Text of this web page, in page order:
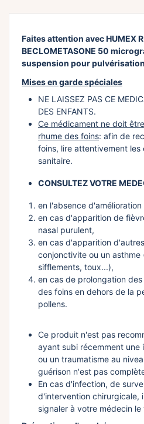
Faites attention avec HUMEX
BECLOMETASONE 50
suspension pour
Mises en garde spéciales
NE LAISSEZ PAS CE
DES ENFANTS.
Ce médicament ne doit
rhume des foins: afin de
foins, lire attentivement les
sanitaire.
CONSULTEZ VOTRE
en l'absence
en cas d'apparition de
nasal purulent,
en cas d'apparition
conjonctivite ou un asthme
sifflements, toux...),
en cas de prolongation
des foins en dehors de la
pollens.
Ce produit n'est pas
ayant subi récemment une
ou un traumatisme au
guérison n'est pas
En cas d'infection, de
d'intervention chirurgicale,
signaler à votre médecin